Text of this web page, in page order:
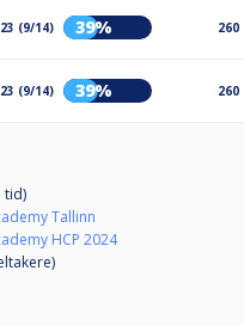
23 (9/14) 39% 260
23 (9/14) 39% 260
tid)
Tallinn
HCP 2024
)